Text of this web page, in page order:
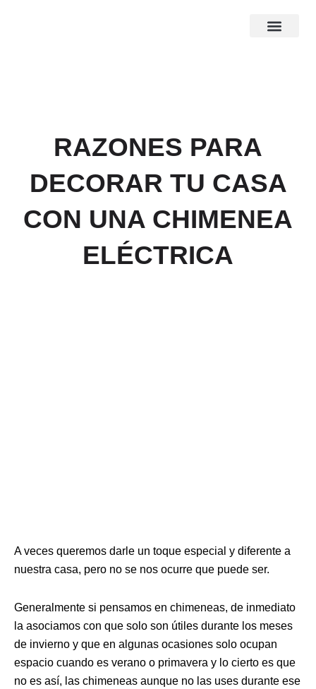
RAZONES PARA
DECORAR TU CASA
CON UNA CHIMENEA
ELÉCTRICA
A veces queremos darle un toque especial y diferente a
nuestra casa, pero no se nos ocurre que puede ser.
Generalmente si pensamos en chimeneas, de inmediato
la asociamos con que solo son útiles durante los meses
de invierno y que en algunas ocasiones solo ocupan
espacio cuando es verano o primavera y lo cierto es que
no es así, las chimeneas aunque no las uses durante ese